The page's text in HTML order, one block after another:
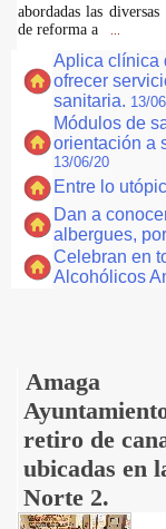
abordadas las diversas
de reforma a
Aplica clínica
ofrecer
sanitaria. 13/
Módulos de
orientación a
13/06/20
Entre lo
Dan a
albergues,
Celebran en
Alcohólicos
Amaga
retiro de
ubicadas en
Norte 2.